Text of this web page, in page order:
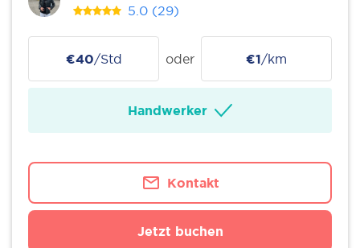
5.0 (29)
€40/Std oder €1/km
Handwerker
Kontakt
Jetzt buchen